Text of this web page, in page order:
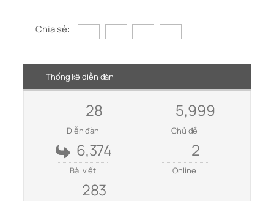
Chia sẻ:
Thống kê diễn đàn
28
Diễn đàn
5,999
Chủ đề
6,374
Bài viết
2
Online
283